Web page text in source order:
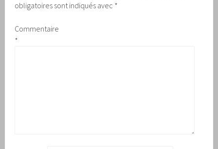
obligatoires sont indiqués avec *
Commentaire
*